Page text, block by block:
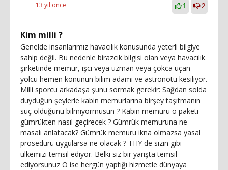
13 yıl önce 1 2
Kim milli ?
Genelde insanlarımız havacılık konusunda yeterli bilgiye
sahip değil. Bu nedenle birazcık bilgisi olan veya havacılık
şirketinde memur, işci veya uzman veya çokca uçan
yolcu hemen konunun bilim adamı ve astronotu kesiliyor.
Milli sporcu arkadaşa şunu sormak gerekir: Sağdan solda
duyduğun şeylerle kabin memurlarına birşey taşıtmanın
suç olduğunu bilmiyormusun ? Kabin memuru o paketi
gümrükten nasıl geçirecek ? Gümrük memuruna ne
masalı anlatacak? Gümrük memuru ikna olmazsa yasal
prosedürü uygularsa ne olacak ? THY de sizin gibi
ülkemizi temsil ediyor. Belki siz bir yarışta temsil
ediyorsunuz O ise hergün yaptığı hizmetle dünyaya